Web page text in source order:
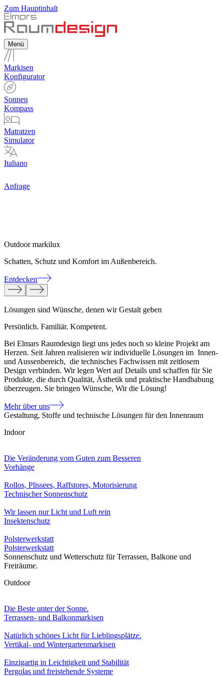
Zum Hauptinhalt
Menü
Markisen
Konfigurator
Sonnen
Kompass
Matratzen
Simulator
Italiano
Anfrage
Outdoor markilux
Schatten, Schutz und Komfort im Außenbereich.
Entdecken
Lösungen sind Wünsche, denen wir Gestalt geben
Persönlich. Familiär. Kompetent.
Bei Elmars Raumdesign liegt uns jedes noch so kleine Projekt am
Herzen. Seit Jahren realisieren wir individuelle Lösungen im Innen-
und Aussenbereich, die technisches Fachwissen mit zeitlosem
Design verbinden. Wir legen Wert auf Details und schaffen für Sie
Produkte, die durch Qualität, Ästhetik und praktische Handhabung
überzeugen. Sie bringen Wünsche, Wir die Lösung!
Mehr über uns
Gestaltung, Stoffe und technische Lösungen für den Innenraum
Indoor
Die Veränderung vom Guten zum Besseren
Vorhänge
Rollos, Plissees, Raffstores, Motorisierung
Technischer Sonnenschutz
Wir lassen nur Licht und Luft rein
Insektenschutz
Polsterwerkstatt
Polsterwerkstatt
Sonnenschutz und Wetterschutz für Terrassen, Balkone und
Freiräume.
Outdoor
Die Beste unter der Sonne.
Terrassen- und Balkonmarkisen
Natürlich schönes Licht für Lieblingsplätze.
Vertikal- und Wintergartenmarkisen
Einzigartig in Leichtigkeit und Stabilität
Pergolas und freistehende Systeme